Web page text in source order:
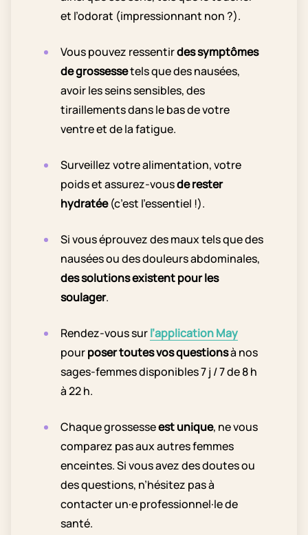
et l’odorat (impressionnant non ?).
Vous pouvez ressentirdes symptômes
de grossessetels que des nausées,
avoir les seins sensibles, des
tiraillements dans le bas de votre
ventre et de la fatigue.
Surveillez votre alimentation, votre
poids et assurez-vousde rester
hydratée(c’est l’essentiel !).
Si vous éprouvez des maux tels que des
nausées ou des douleurs abdominales,
des solutions existent pour les
soulager.
Rendez-vous surl’application May
pourposer toutes vos questionsà nos
sages-femmes disponibles 7 j / 7 de 8 h
à 22 h.
Chaque grossesseest unique, ne vous
comparez pas aux autres femmes
enceintes. Si vous avez des doutes ou
des questions, n’hésitez pas à
contacter un·e professionnel·le de
santé.